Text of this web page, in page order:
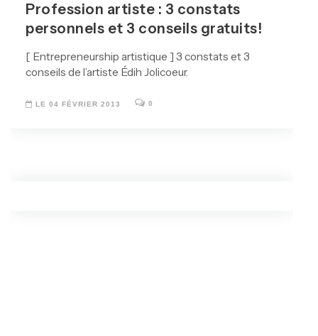
Profession artiste : 3 constats
personnels et 3 conseils gratuits!
[ Entrepreneurship artistique ] 3 constats et 3
conseils de l’artiste Édih Jolicoeur.
LE 04 FÉVRIER 2013 0